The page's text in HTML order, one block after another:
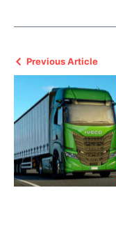
Previous Article